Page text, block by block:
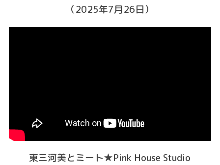
（2025年7月26日）
東三河美とミート★Pink House Studio